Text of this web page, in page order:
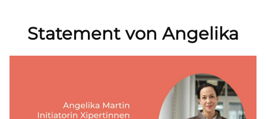
Statement von Angelika